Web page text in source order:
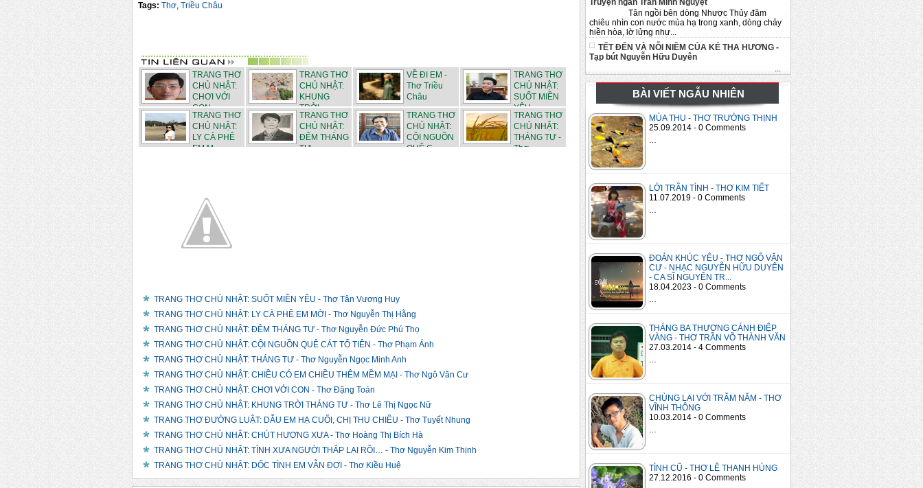
Tân ngồi bên dòng Nhược Thủy đăm
chiêu nhìn con nước mùa hạ trong xanh, dòng chảy
hiền hòa, lờ lửng như...
TẾT ĐẾN VÀ NỖI NIỀM CỦA KẺ THA HƯƠNG -
Tạp bút Nguyễn Hữu Duyên
BÀI VIẾT NGẪU NHIÊN
MÙA THU - THƠ TRƯỜNG THỊNH
25.09.2014 - 0 Comments
LỜI TRẦN TÌNH - THƠ KIM TIẾT
11.07.2019 - 0 Comments
ĐOẢN KHÚC YÊU - THƠ NGÔ VĂN
CƯ - NHẠC NGUYỄN HỮU DUYÊN
- CA SĨ NGUYÊN TR...
18.04.2023 - 0 Comments
THÁNG BA THƯƠNG CÁNH ĐIỆP
VÀNG - THƠ TRẦN VÕ THÀNH VĂN
27.03.2014 - 4 Comments
CHÙNG LẠI VỚI TRĂM NĂM - THƠ
VĨNH THÔNG
10.03.2014 - 0 Comments
TÌNH CŨ - THƠ LÊ THANH HÙNG
27.12.2016 - 0 Comments
Tags: Thơ, Triều Châu
TRANG THƠ
CHỦ NHẬT:
CHƠI VỚI
CON - ...
TRANG THƠ
CHỦ NHẬT:
KHUNG
TRỜI
THÁN...
VỀ ĐI EM -
Thơ Triều
Châu
TRANG THƠ
CHỦ NHẬT:
SUỐT MIỀN
YÊU -...
TRANG THƠ
CHỦ NHẬT:
LY CÀ PHÊ
EM M...
TRANG THƠ
CHỦ NHẬT:
ĐÊM THÁNG
TƯ - ...
TRANG THƠ
CHỦ NHẬT:
CỘI NGUỒN
QUÊ C...
TRANG THƠ
CHỦ NHẬT:
THÁNG TƯ -
Thơ ...
TRANG THƠ CHỦ NHẬT: SUỐT MIỀN YÊU - Thơ Tân Vương Huy
TRANG THƠ CHỦ NHẬT: LY CÀ PHÊ EM MỜI - Thơ Nguyễn Thị Hằng
TRANG THƠ CHỦ NHẬT: ĐÊM THÁNG TƯ - Thơ Nguyễn Đức Phú Thọ
TRANG THƠ CHỦ NHẬT: CỘI NGUỒN QUÊ CÁT TỔ TIÊN - Thơ Phạm Ánh
TRANG THƠ CHỦ NHẬT: THÁNG TƯ - Thơ Nguyễn Ngọc Minh Anh
TRANG THƠ CHỦ NHẬT: CHIỀU CÓ EM CHIỀU THÊM MỀM MẠI - Thơ Ngô Văn Cư
TRANG THƠ CHỦ NHẬT: CHƠI VỚI CON - Thơ Đặng Toán
TRANG THƠ CHỦ NHẬT: KHUNG TRỜI THÁNG TƯ - Thơ Lê Thị Ngọc Nữ
TRANG THƠ ĐƯỜNG LUẬT: DẪU EM HẠ CUỐI, CHỊ THU CHIỀU - Thơ Tuyết Nhung
TRANG THƠ CHỦ NHẬT: CHÚT HƯƠNG XƯA - Thơ Hoàng Thị Bích Hà
TRANG THƠ CHỦ NHẬT: TÌNH XƯA NGƯỜI THẮP LẠI RỒI… - Thơ Nguyễn Kim Thịnh
TRANG THƠ CHỦ NHẬT: DỐC TÌNH EM VẪN ĐỢI - Thơ Kiều Huệ